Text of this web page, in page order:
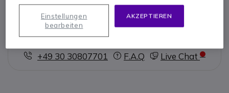
Kontaktieren Sie uns -
+49 30 30807701
F.A.Q Live Chat
AKZEPTIEREN
Einstellungen
bearbeiten